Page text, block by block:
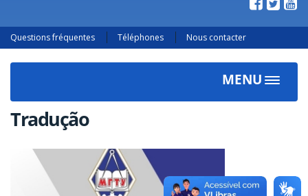
Questions fréquentes Téléphones Nous contacter
MENU
Toggle
Tradução